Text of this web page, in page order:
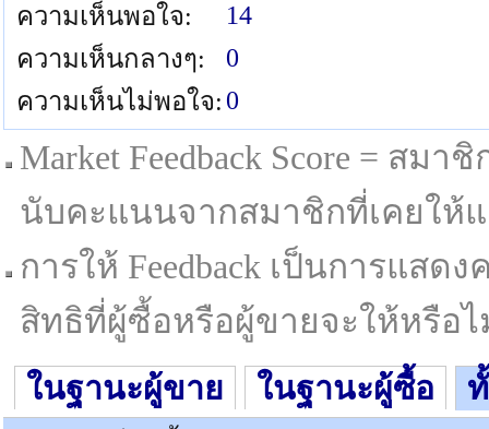
ความเห็นพอใจ:
14
ความเห็นกลางๆ:
0
ความเห็นไม่พอใจ: 0
Market Feedback Score = สม
นับคะแนนจากสมาชิกที่เคยให้
การให้ Feedback เป็นการแส
สิทธิที่ผู้ซื้อหรือผู้ขายจะให้หรือไ
ในฐานะผู้ขาย ในฐานะผู้ซื้อ